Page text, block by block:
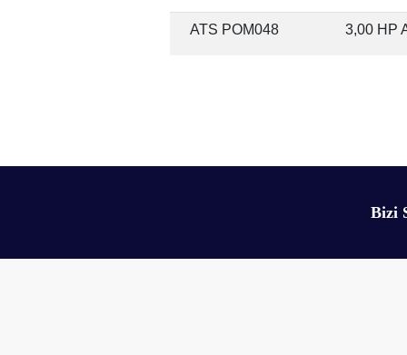
ATS POM048 3,00 HP
Ürün bilgilerinde hatalar bulunuyor.
Bizi